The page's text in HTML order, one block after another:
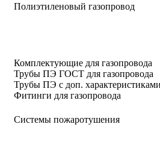
Полиэтиленовый газопровод
Комплектующие для газопровода
Трубы ПЭ ГОСТ для газопровода
Трубы ПЭ с доп.
Фитинги для газопровода
Системы пожаротушения